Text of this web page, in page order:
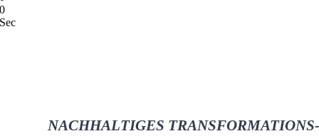
0
Sec
NACHHALTIGES TRANSFORMATIONS-